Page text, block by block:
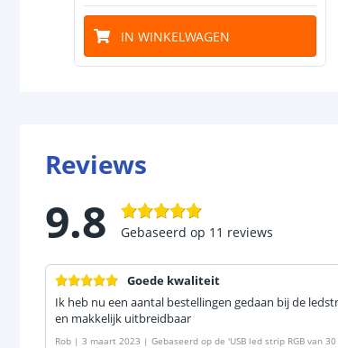
IN WINKELWAGEN
Reviews
9.8 Gebaseerd op 11 reviews
Goede kwaliteit
Ik heb nu een aantal bestellingen gedaan bij de
en makkelijk uitbreidbaar
Rob | 3 maart 2023 | Gebaseerd op de 'USB led strip RGB van